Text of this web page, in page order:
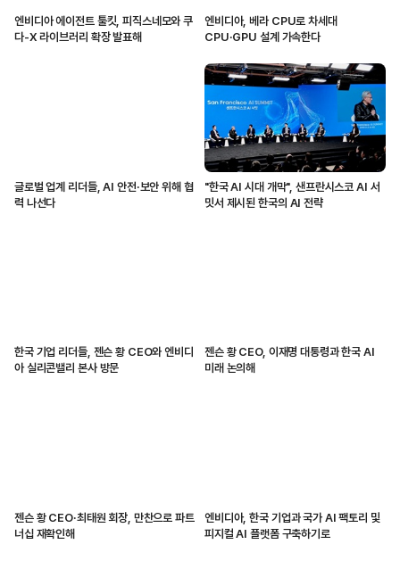
엔비디아 에이전트 툴킷, 피직스네모와 쿠
다-X 라이브러리 확장 발표해
엔비디아, 베라 CPU로 차세대
CPU·GPU 설계 가속한다
글로벌 업계 리더들, AI 안전·보안 위해 협
력 나선다
"한국 AI 시대 개막", 샌프란시스코 AI 서
밋서 제시된 한국의 AI 전략
한국 기업 리더들, 젠슨 황 CEO와 엔비디
아 실리콘밸리 본사 방문
젠슨 황 CEO, 이재명 대통령과 한국 AI
미래 논의해
젠슨 황 CEO·최태원 회장, 만찬으로 파트
너십 재확인해
엔비디아, 한국 기업과 국가 AI 팩토리 및
피지컬 AI 플랫폼 구축하기로